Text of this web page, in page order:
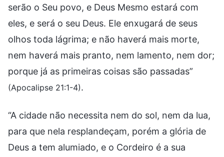
serão o Seu povo, e Deus Mesmo estará com
eles, e será o seu Deus. Ele enxugará de seus
olhos toda lágrima; e não haverá mais morte,
nem haverá mais pranto, nem lamento, nem dor;
porque já as primeiras coisas são passadas”
(Apocalipse 21:1-4).
“A cidade não necessita nem do sol, nem da lua,
para que nela resplandeçam, porém a glória de
Deus a tem alumiado, e o Cordeiro é a sua